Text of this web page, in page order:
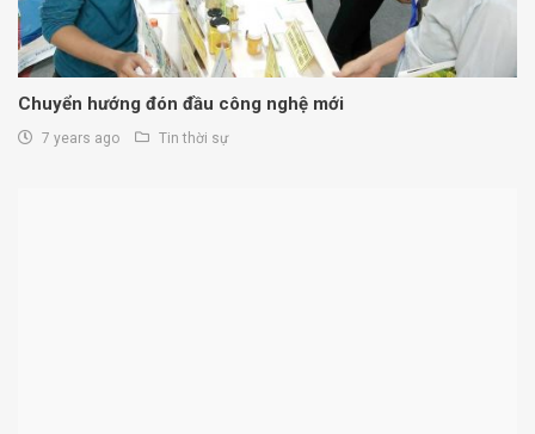
Chuyển hướng đón đầu công nghệ mới
7 years ago Tin thời sự